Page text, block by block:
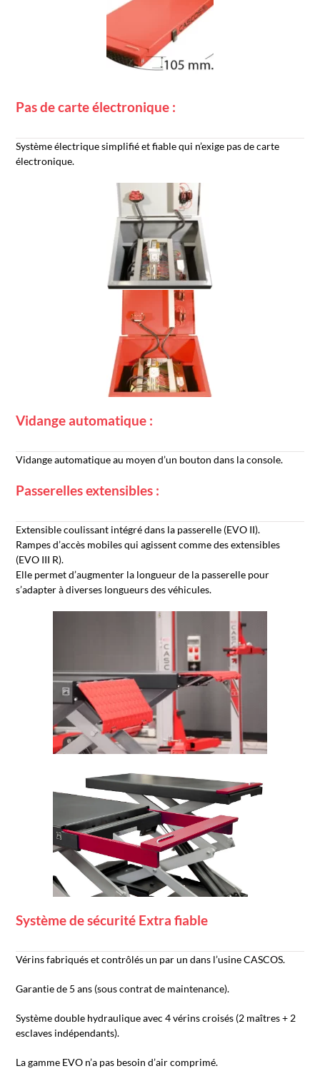
Pas de carte électronique :
Système électrique simplifié et fiable qui n’exige pas de carte
électronique.
Vidange automatique :
Vidange automatique au moyen d’un bouton dans la console.
Passerelles extensibles :
Extensible coulissant intégré dans la passerelle (EVO II).
Rampes d’accès mobiles qui agissent comme des extensibles
(EVO III R).
Elle permet d’augmenter la longueur de la passerelle pour
s’adapter à diverses longueurs des véhicules.
Système de sécurité Extra fiable
Vérins fabriqués et contrôlés un par un dans l’usine CASCOS.
Garantie de 5 ans (sous contrat de maintenance).
Système double hydraulique avec 4 vérins croisés (2 maîtres + 2
esclaves indépendants).
La gamme EVO n’a pas besoin d’air comprimé.